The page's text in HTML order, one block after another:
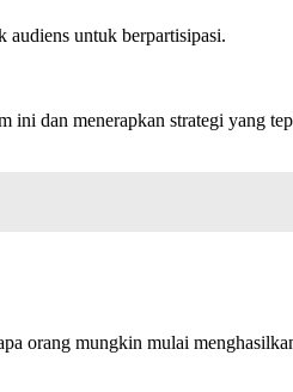
untuk berpartisipasi.
ini dan menerapkan strategi yang
orang mungkin mulai